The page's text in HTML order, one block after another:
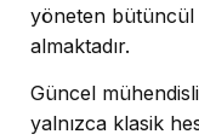
yöneten bütüncül
almaktadır.
Güncel
yalnızca klasik